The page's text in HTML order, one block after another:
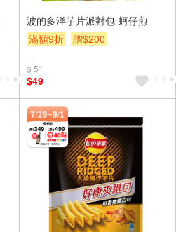
波的多洋芋片派對包-蚵仔煎
滿額9折
贈$200
$ 51
$49